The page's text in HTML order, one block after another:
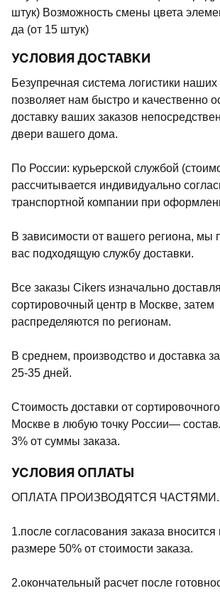
штук) Возможность смены цвета
да (от 15 штук)
УСЛОВИЯ ДОСТАВКИ
Безупречная система логистики
позволяет нам быстро и качественно
доставку ваших заказов
двери вашего дома.
По России: курьерской службой
рассчитывается индивидуально
транспортной компании при
В зависимости от вашего региона, мы
вас подходящую службу доставки.
Все заказы Cikers изначально
сортировочный центр в Москве, затем
распределяются по регионам.
В среднем, производство и доставка
25-35 дней.
Стоимость доставки от
Москве в любую точку России—
3% от суммы заказа.
УСЛОВИЯ ОПЛАТЫ
ОПЛАТА ПРОИЗВОДЯТСЯ ЧАСТЯМИ.
1.после согласования заказа
размере 50% от стоимости заказа.
2.окончательный расчет после